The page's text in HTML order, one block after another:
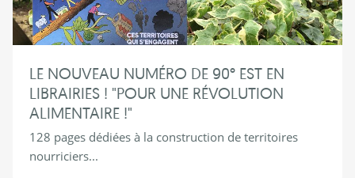
LE NOUVEAU NUMÉRO DE 90° EST EN
LIBRAIRIES ! "POUR UNE RÉVOLUTION
ALIMENTAIRE !"
128 pages dédiées à la construction de territoires
nourriciers...